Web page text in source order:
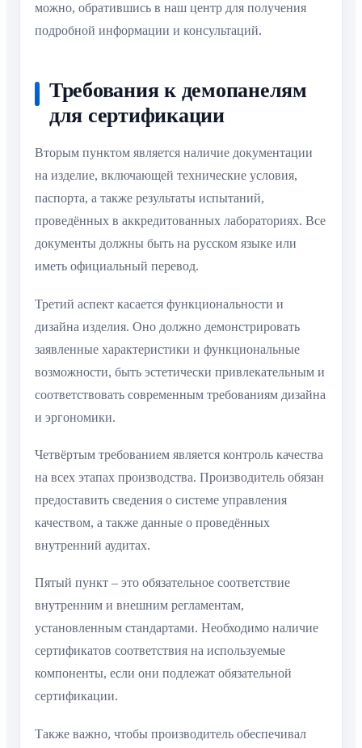
можно, обратившись в наш центр для получения
подробной информации и консультаций.
Требования к демопанелям
для сертификации
Вторым пунктом является наличие документации
на изделие, включающей технические условия,
паспорта, а также результаты испытаний,
проведённых в аккредитованных лабораториях. Все
документы должны быть на русском языке или
иметь официальный перевод.
Третий аспект касается функциональности и
дизайна изделия. Оно должно демонстрировать
заявленные характеристики и функциональные
возможности, быть эстетически привлекательным и
соответствовать современным требованиям дизайна
и эргономики.
Четвёртым требованием является контроль качества
на всех этапах производства. Производитель обязан
предоставить сведения о системе управления
качеством, а также данные о проведённых
внутренний аудитах.
Пятый пункт – это обязательное соответствие
внутренним и внешним регламентам,
установленным стандартами. Необходимо наличие
сертификатов соответствия на используемые
компоненты, если они подлежат обязательной
сертификации.
Также важно, чтобы производитель обеспечивал